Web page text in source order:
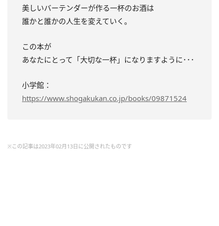
美しいバーテンダーが作る一杯のお酒は
誰かと誰かの人生を変えていく。
この本が
あなたにとって「大切な一杯」になりますように･･･
小学館：
https://www.shogakukan.co.jp/books/09871524
※この記事は2023年02月13日に公開されたものです